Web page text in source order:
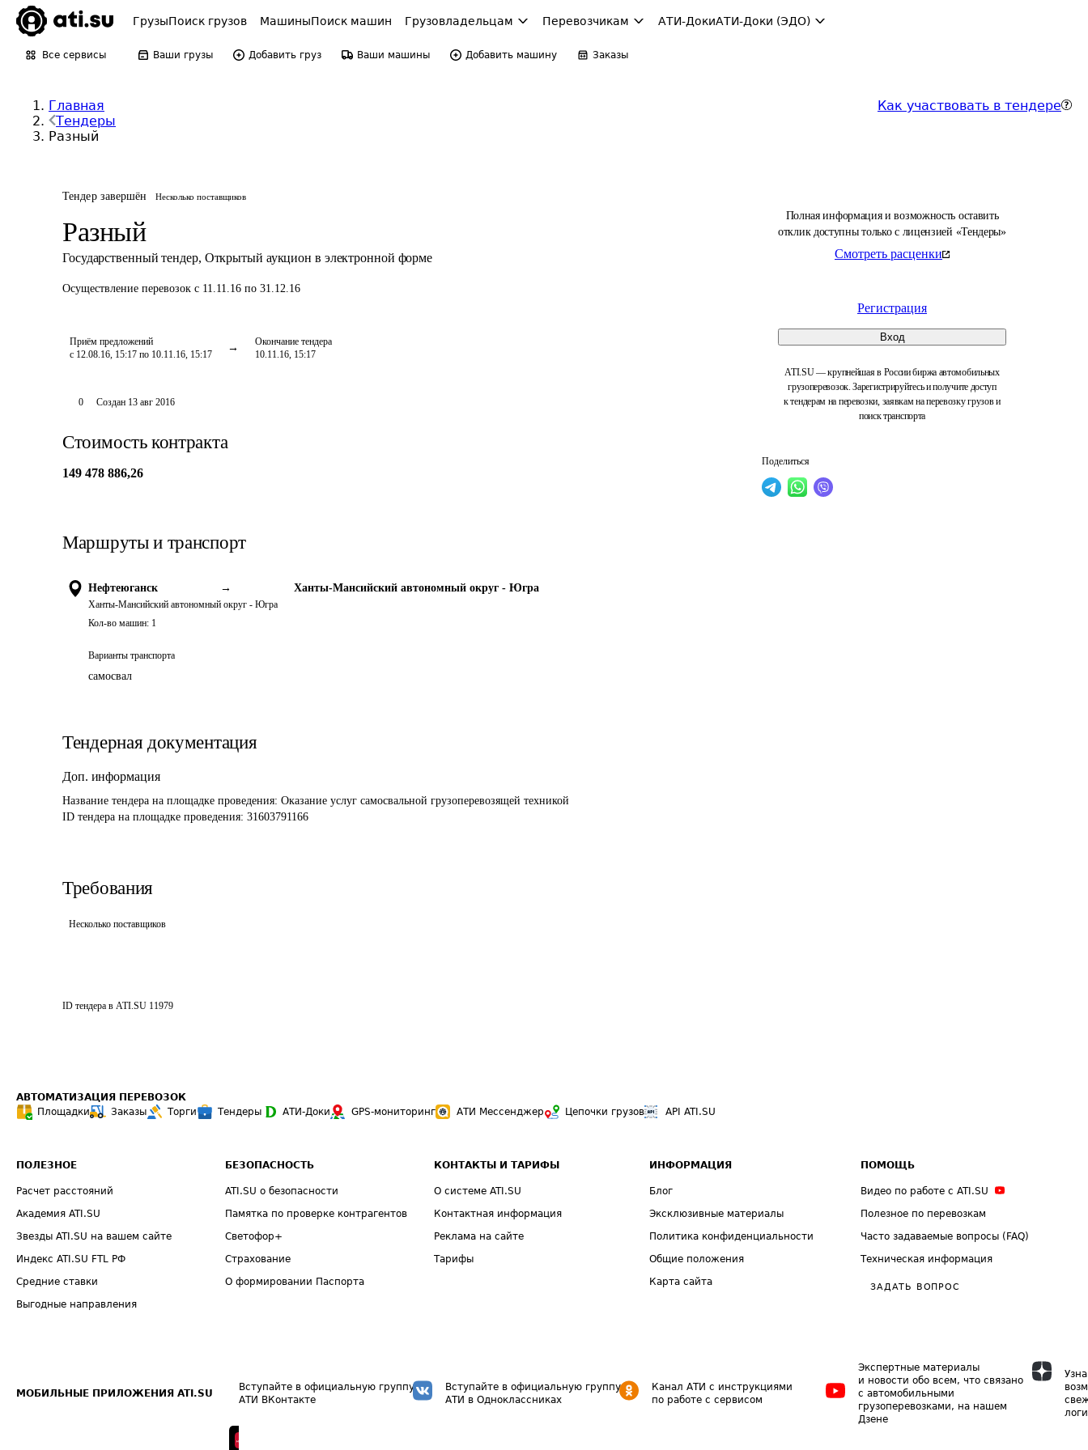
ГрузыПоиск грузов МашиныПоиск машин Грузовладельцам Перевозчикам АТИ-ДокиАТИ-Доки (ЭДО)
Все сервисы Ваши грузы Добавить груз Ваши машины Добавить машину Заказы
Главная
Тендеры
Разный
Как участвовать в тендере
Тендер завершён Несколько поставщиков
Разный
Государственный тендер, Открытый аукцион в электронной форме
Осуществление перевозок с 11.11.16 по 31.12.16
Приём предложений
с 12.08.16, 15:17 по 10.11.16, 15:17
Окончание тендера
10.11.16, 15:17
Полная информация и возможность оставить
отклик доступны только с лицензией «Тендеры»
Смотреть расценки
Регистрация
Вход
ATI.SU — крупнейшая в России биржа автомобильных
грузоперевозок. Зарегистрируйтесь и получите доступ
к тендерам на перевозки, заявкам на перевозку грузов и
поиск транспорта
Поделиться
0 Создан 13 авг 2016
Стоимость контракта
149 478 886,26
Маршруты и транспорт
Нефтеюганск →
Ханты-Мансийский автономный округ - Югра
Ханты-Мансийский автономный округ - Югра
Кол-во машин: 1
Варианты транспорта
самосвал
Тендерная документация
Доп. информация
Название тендера на площадке проведения: Оказание услуг самосвальной грузоперевозящей техникой
ID тендера на площадке проведения: 31603791166
Требования
Несколько поставщиков
ID тендера в ATI.SU 11979
АВТОМАТИЗАЦИЯ ПЕРЕВОЗОК
Площадки
Заказы Торги Тендеры АТИ-Доки GPS-мониторинг АТИ Мессенджер Цепочки грузов API ATI.SU
ПОЛЕЗНОЕ
Расчет расстояний
Академия ATI.SU
Звезды ATI.SU на вашем сайте
Индекс ATI.SU FTL РФ
Средние ставки
Выгодные направления
БЕЗОПАСНОСТЬ
ATI.SU о безопасности
Памятка по проверке контрагентов
Светофор+
Страхование
О формировании Паспорта
КОНТАКТЫ И ТАРИФЫ
О системе ATI.SU
Контактная информация
Реклама на сайте
Тарифы
ИНФОРМАЦИЯ
Блог
Эксклюзивные материалы
Политика конфиденциальности
Общие положения
Карта сайта
ПОМОЩЬ
Видео по работе с ATI.SU
Полезное по перевозкам
Часто задаваемые вопросы (FAQ)
Техническая информация
ЗАДАТЬ ВОПРОС
МОБИЛЬНЫЕ ПРИЛОЖЕНИЯ ATI.SU
Вступайте в официальную группу
АТИ ВКонтакте
Вступайте в официальную группу
АТИ в Одноклассниках
Канал АТИ с инструкциями
по работе с сервисом
Экспертные материалы
и новости обо всем, что связано
с автомобильными
грузоперевозками, на нашем
Дзене